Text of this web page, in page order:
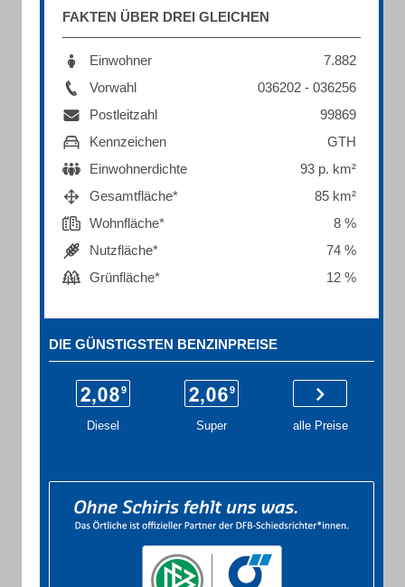
FAKTEN ÜBER DREI GLEICHEN
Einwohner
7.882
Vorwahl
036202 - 036256
Postleitzahl
99869
Kennzeichen
GTH
Einwohnerdichte
93 p. km²
Gesamtfläche*
85 km²
Wohnfläche*
8 %
Nutzfläche*
74 %
Grünfläche*
12 %
DIE GÜNSTIGSTEN BENZINPREISE
Diesel Super alle Preise